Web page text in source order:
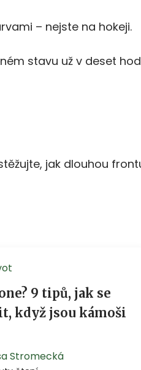
– nejste na hokeji.
stavu už v deset
jak dlouhou